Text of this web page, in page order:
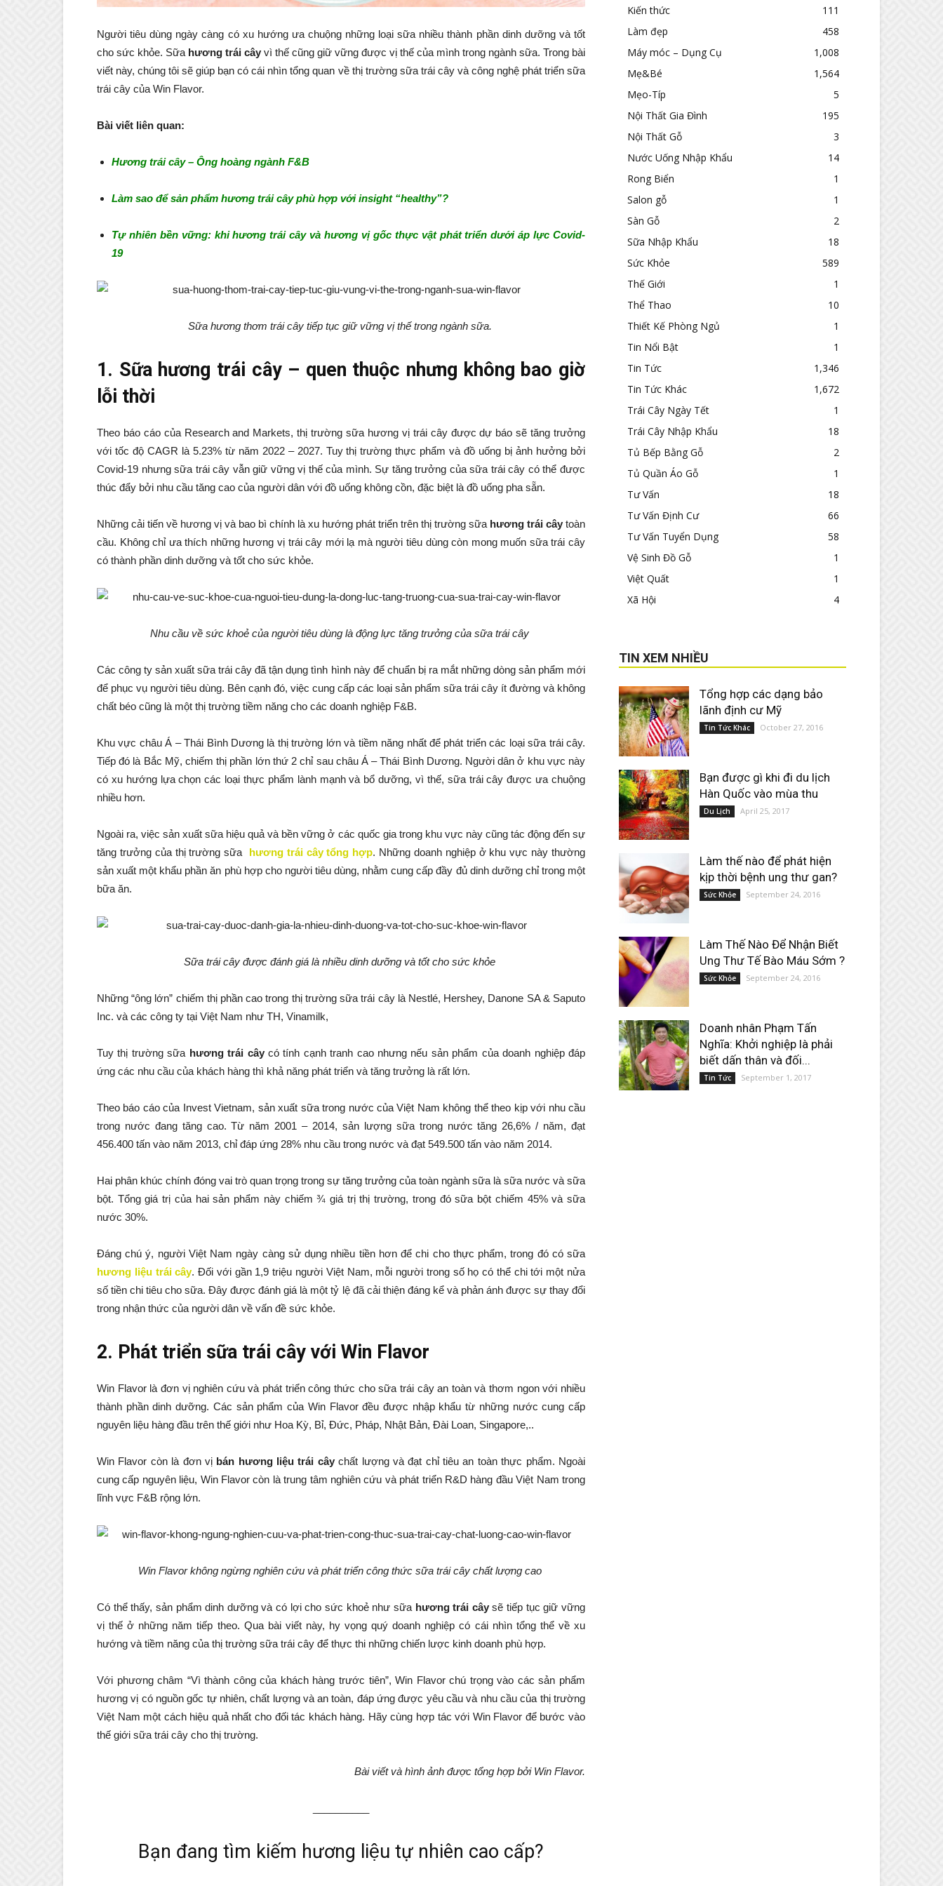
Người tiêu dùng ngày càng có xu hướng ưa chuộng những loại sữa nhiều thành phần dinh dưỡng và tốt
cho sức khỏe. Sữa hương trái cây vì thế cũng giữ vững được vị thế của mình trong ngành sữa. Trong bài
viết này, chúng tôi sẽ giúp bạn có cái nhìn tổng quan về thị trường sữa trái cây và công nghệ phát triển sữa
trái cây của Win Flavor.
Bài viết liên quan:
Hương trái cây – Ông hoàng ngành F&B
Làm sao để sản phẩm hương trái cây phù hợp với insight “healthy”?
Tự nhiên bền vững: khi hương trái cây và hương vị gốc thực vật phát triển dưới áp lực Covid-
19
Sữa hương thơm trái cây tiếp tục giữ vững vị thế trong ngành sữa.
1. Sữa hương trái cây – quen thuộc nhưng không bao giờ
lỗi thời
Theo báo cáo của Research and Markets, thị trường sữa hương vị trái cây được dự báo sẽ tăng trưởng
với tốc độ CAGR là 5.23% từ năm 2022 – 2027. Tuy thị trường thực phẩm và đồ uống bị ảnh hưởng bởi
Covid-19 nhưng sữa trái cây vẫn giữ vững vị thế của mình. Sự tăng trưởng của sữa trái cây có thể được
thúc đẩy bởi nhu cầu tăng cao của người dân với đồ uống không cồn, đặc biệt là đồ uống pha sẵn.
Những cải tiến về hương vị và bao bì chính là xu hướng phát triển trên thị trường sữa hương trái cây toàn
cầu. Không chỉ ưa thích những hương vị trái cây mới lạ mà người tiêu dùng còn mong muốn sữa trái cây
có thành phần dinh dưỡng và tốt cho sức khỏe.
Nhu cầu về sức khoẻ của người tiêu dùng là động lực tăng trưởng của sữa trái cây
Các công ty sản xuất sữa trái cây đã tận dụng tình hình này để chuẩn bị ra mắt những dòng sản phẩm mới
để phục vụ người tiêu dùng. Bên cạnh đó, việc cung cấp các loại sản phẩm sữa trái cây ít đường và không
chất béo cũng là một thị trường tiềm năng cho các doanh nghiệp F&B.
Khu vực châu Á – Thái Bình Dương là thị trường lớn và tiềm năng nhất để phát triển các loại sữa trái cây.
Tiếp đó là Bắc Mỹ, chiếm thị phần lớn thứ 2 chỉ sau châu Á – Thái Bình Dương. Người dân ở khu vực này
có xu hướng lựa chọn các loại thực phẩm lành mạnh và bổ dưỡng, vì thế, sữa trái cây được ưa chuộng
nhiều hơn.
Ngoài ra, việc sản xuất sữa hiệu quả và bền vững ở các quốc gia trong khu vực này cũng tác động đến sự
tăng trưởng của thị trường sữa hương trái cây tổng hợp. Những doanh nghiệp ở khu vực này thường
sản xuất một khẩu phần ăn phù hợp cho người tiêu dùng, nhằm cung cấp đầy đủ dinh dưỡng chỉ trong một
bữa ăn.
Sữa trái cây được đánh giá là nhiều dinh dưỡng và tốt cho sức khỏe
Những “ông lớn” chiếm thị phần cao trong thị trường sữa trái cây là Nestlé, Hershey, Danone SA & Saputo
Inc. và các công ty tại Việt Nam như TH, Vinamilk,
Tuy thị trường sữa hương trái câycó tính cạnh tranh cao nhưng nếu sản phẩm của doanh nghiệp đáp
ứng các nhu cầu của khách hàng thì khả năng phát triển và tăng trưởng là rất lớn.
Theo báo cáo của Invest Vietnam, sản xuất sữa trong nước của Việt Nam không thể theo kịp với nhu cầu
trong nước đang tăng cao. Từ năm 2001 – 2014, sản lượng sữa trong nước tăng 26,6% / năm, đạt
456.400 tấn vào năm 2013, chỉ đáp ứng 28% nhu cầu trong nước và đạt 549.500 tấn vào năm 2014.
Hai phân khúc chính đóng vai trò quan trọng trong sự tăng trưởng của toàn ngành sữa là sữa nước và sữa
bột. Tổng giá trị của hai sản phẩm này chiếm ¾ giá trị thị trường, trong đó sữa bột chiếm 45% và sữa
nước 30%.
Đáng chú ý, người Việt Nam ngày càng sử dụng nhiều tiền hơn để chi cho thực phẩm, trong đó có sữa
hương liệu trái cây. Đối với gần 1,9 triệu người Việt Nam, mỗi người trong số họ có thể chi tới một nửa
số tiền chi tiêu cho sữa. Đây được đánh giá là một tỷ lệ đã cải thiện đáng kể và phản ánh được sự thay đổi
trong nhận thức của người dân về vấn đề sức khỏe.
2. Phát triển sữa trái cây với Win Flavor
Win Flavor là đơn vị nghiên cứu và phát triển công thức cho sữa trái cây an toàn và thơm ngon với nhiều
thành phần dinh dưỡng. Các sản phẩm của Win Flavor đều được nhập khẩu từ những nước cung cấp
nguyên liệu hàng đầu trên thế giới như Hoa Kỳ, Bỉ, Đức, Pháp, Nhật Bản, Đài Loan, Singapore,..
Win Flavor còn là đơn vị bán hương liệu trái câychất lượng và đạt chỉ tiêu an toàn thực phẩm. Ngoài
cung cấp nguyên liệu, Win Flavor còn là trung tâm nghiên cứu và phát triển R&D hàng đầu Việt Nam trong
lĩnh vực F&B rộng lớn.
Win Flavor không ngừng nghiên cứu và phát triển công thức sữa trái cây chất lượng cao
Có thể thấy, sản phẩm dinh dưỡng và có lợi cho sức khoẻ như sữa hương trái câysẽ tiếp tục giữ vững
vị thế ở những năm tiếp theo. Qua bài viết này, hy vọng quý doanh nghiệp có cái nhìn tổng thể về xu
hướng và tiềm năng của thị trường sữa trái cây để thực thi những chiến lược kinh doanh phù hợp.
Với phương châm “Vì thành công của khách hàng trước tiên”, Win Flavor chú trọng vào các sản phẩm
hương vị có nguồn gốc tự nhiên, chất lượng và an toàn, đáp ứng được yêu cầu và nhu cầu của thị trường
Việt Nam một cách hiệu quả nhất cho đối tác khách hàng. Hãy cùng hợp tác với Win Flavor để bước vào
thế giới sữa trái cây cho thị trường.
Bài viết và hình ảnh được tổng hợp bởi Win Flavor.
Bạn đang tìm kiếm hương liệu tự nhiên cao cấp?
Kiến thức
111
Làm đẹp
458
Máy móc – Dụng Cụ
1,008
Mẹ&Bé
1,564
Mẹo-Típ
5
Nội Thất Gia Đình
195
Nội Thất Gỗ
3
Nước Uống Nhập Khẩu
14
Rong Biển
1
Salon gỗ
1
Sàn Gỗ
2
Sữa Nhập Khẩu
18
Sức Khỏe
589
Thế Giới
1
Thể Thao
10
Thiết Kế Phòng Ngủ
1
Tin Nổi Bật
1
Tin Tức
1,346
Tin Tức Khác
1,672
Trái Cây Ngày Tết
1
Trái Cây Nhập Khẩu
18
Tủ Bếp Bằng Gỗ
2
Tủ Quần Áo Gỗ
1
Tư Vấn
18
Tư Vấn Định Cư
66
Tư Vấn Tuyển Dụng
58
Vệ Sinh Đồ Gỗ
1
Việt Quất
1
Xã Hội
4
TIN XEM NHIỀU
Tổng hợp các dạng bảo
lãnh định cư Mỹ
Tin Tức Khác October 27, 2016
Bạn được gì khi đi du lịch
Hàn Quốc vào mùa thu
Du Lịch April 25, 2017
Làm thế nào để phát hiện
kịp thời bệnh ung thư gan?
Sức Khỏe September 24, 2016
Làm Thế Nào Để Nhận Biết
Ung Thư Tế Bào Máu Sớm ?
Sức Khỏe September 24, 2016
Doanh nhân Phạm Tấn
Nghĩa: Khởi nghiệp là phải
biết dấn thân và đối...
Tin Tức September 1, 2017